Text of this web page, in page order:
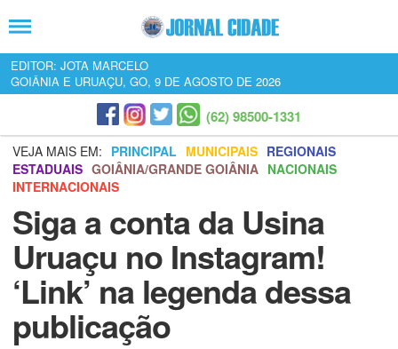
EDITOR: JOTA MARCELO
GOIÂNIA E URUAÇU, GO, 9 DE AGOSTO DE 2026
(62) 98500-1331
VEJA MAIS EM: PRINCIPAL MUNICIPAIS REGIONAIS
ESTADUAIS GOIÂNIA/GRANDE GOIÂNIA NACIONAIS
INTERNACIONAIS
Siga a conta da Usina
Uruaçu no Instagram!
‘Link’ na legenda dessa
publicação